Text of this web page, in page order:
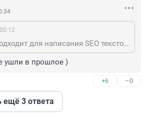
А какой ИИ подходит для написания SEO текстов ?
ушли в прошлое )
+6 –0
ещё 3 ответа